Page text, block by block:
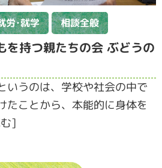
労･就学 相談全般
を持つ親たちの会 ぶどうの
いうのは、学校や社会の中で
たことから、本能的に身体を
]